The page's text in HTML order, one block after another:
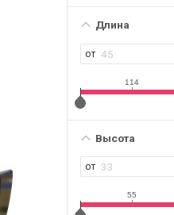
Длина
114
Высота
55